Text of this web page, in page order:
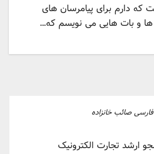
دارم برای پیامرسان های
و بات هایی می نویسم که…
فارسی صائب خانزاده
ارشد تجارت الکترونیک